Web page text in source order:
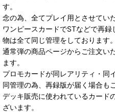
す。
念の為、全てプレイ用とさせてい
ワンピースカードでSTなどで再
物は全て同じ管理をしております。
通常弾の商品ページからご注文い
ます。
プロモカードが同レアリティ・同
同管理の為、再録版が届く場合も
デッキ販売に使われているカード
ざいます。